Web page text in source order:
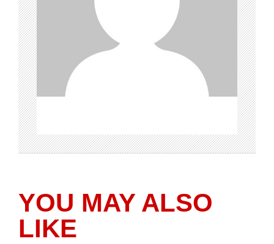
YOU MAY ALSO
LIKE